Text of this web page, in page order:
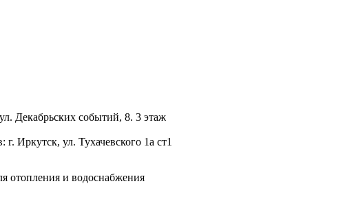
Декабрьских событий, 8. 3 этаж
Иркутск, ул. Тухачевского 1а ст1
отопления и водоснабжения